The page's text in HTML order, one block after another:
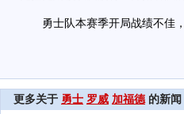
勇士队本赛季开局战绩不佳，
更多关于 勇士 罗威 加福德的新闻